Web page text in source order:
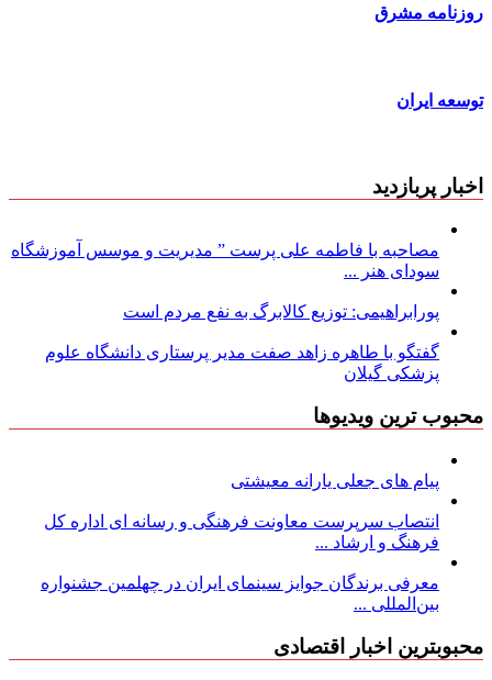
روزنامه مشرق
توسعه ایران
اخبار پربازدید
مصاحبه با فاطمه علی پرست ” مدیریت و موسس آموزشگاه
سودای هنر ...
پورابراهیمی: توزیع کالابرگ به نفع مردم است
گفتگو با طاهره زاهد صفت مدیر پرستاری دانشگاه علوم
پزشکی گیلان
محبوب ترین ویدیوها
پیام های جعلی یارانه معیشتی
انتصاب سرپرست معاونت فرهنگی و رسانه ای اداره کل
فرهنگ و ارشاد ...
معرفی برندگان جوایز سینمای ایران در چهلمین جشنواره
بین‌المللی ...
محبوبترین اخبار اقتصادی